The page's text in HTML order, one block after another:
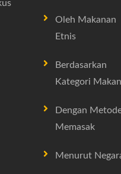
Oleh Makanan
Etnis
Berdasarkan
Kategori
Dengan
Memasak
Menurut